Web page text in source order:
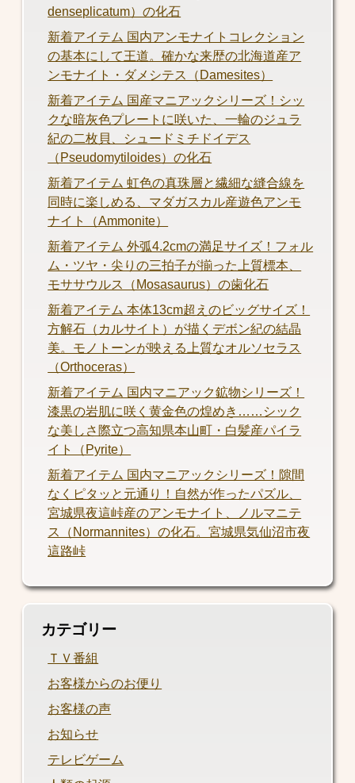
denseplicatum）の化石
新着アイテム 国内アンモナイトコレクション
の基本にして王道。確かな来歴の北海道産ア
ンモナイト・ダメシテス（Damesites）
新着アイテム 国産マニアックシリーズ！シッ
クな暗灰色プレートに咲いた、一輪のジュラ
紀の二枚貝、シュードミチドイデス
（Pseudomytiloides）の化石
新着アイテム 虹色の真珠層と繊細な縫合線を
同時に楽しめる、マダガスカル産遊色アンモ
ナイト（Ammonite）
新着アイテム 外弧4.2cmの満足サイズ！フォル
ム・ツヤ・尖りの三拍子が揃った上質標本、
モササウルス（Mosasaurus）の歯化石
新着アイテム 本体13cm超えのビッグサイズ！
方解石（カルサイト）が描くデボン紀の結晶
美。モノトーンが映える上質なオルソセラス
（Orthoceras）
新着アイテム 国内マニアック鉱物シリーズ！
漆黒の岩肌に咲く黄金色の煌めき……シック
な美しさ際立つ高知県本山町・白髪産パイラ
イト（Pyrite）
新着アイテム 国内マニアックシリーズ！隙間
なくピタッと元通り！自然が作ったパズル、
宮城県夜這峠産のアンモナイト、ノルマニテ
ス（Normannites）の化石。宮城県気仙沼市夜
這路峠
カテゴリー
ＴＶ番組
お客様からのお便り
お客様の声
お知らせ
テレビゲーム